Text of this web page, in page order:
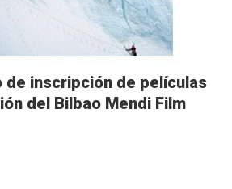
inscripción de películas
del Bilbao Mendi Film